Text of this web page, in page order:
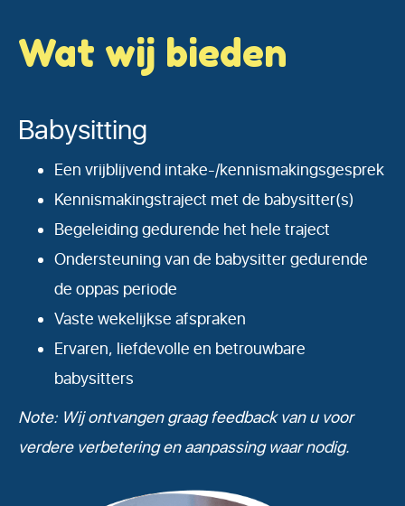
Wat wij bieden
Babysitting
Een vrijblijvend intake-/kennismakingsgesprek
Kennismakingstraject met de babysitter(s)
Begeleiding gedurende het hele traject
Ondersteuning van de babysitter gedurende
de oppas periode
Vaste wekelijkse afspraken
Ervaren, liefdevolle en betrouwbare
babysitters
Note: Wij ontvangen graag feedback van u voor
verdere verbetering en aanpassing waar nodig.